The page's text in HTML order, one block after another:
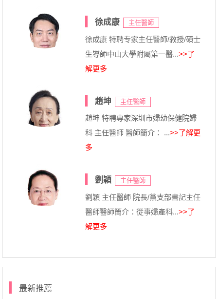
徐成康 主任醫師
徐成康 特聘专家主任醫師/教授/碩士
生導師中山大學附屬第一醫...>>了
解更多
趙坤 主任醫師
趙坤 特聘專家深圳市婦幼保健院婦
科 主任醫師 醫師簡介： ...>>了解更
多
劉穎 主任醫師
劉穎 主任醫師 院長/黨支部書記主任
醫師醫師簡介：從事婦產科...>>了
解更多
最新推薦